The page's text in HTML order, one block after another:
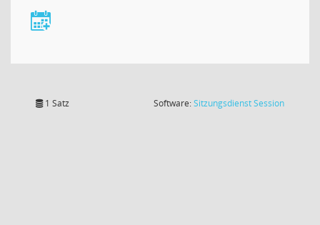
1 Satz Software:SitzungsdienstSession(Wird in